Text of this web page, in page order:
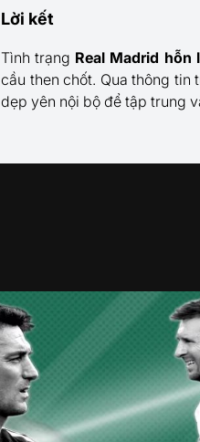
Lời kết
Tình trạng Real Madrid hỗn
cầu then chốt. Qua thông tin
dẹp yên nội bộ để tập trung